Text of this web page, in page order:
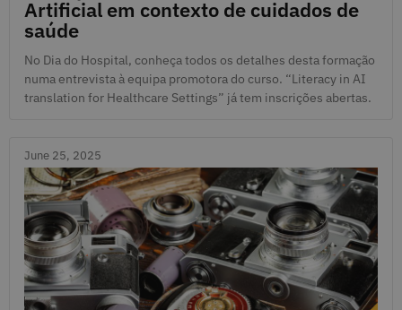
Artificial em contexto de cuidados de
saúde
No Dia do Hospital, conheça todos os detalhes desta formação
numa entrevista à equipa promotora do curso. “Literacy in AI
translation for Healthcare Settings” já tem inscrições abertas.
June 25, 2025